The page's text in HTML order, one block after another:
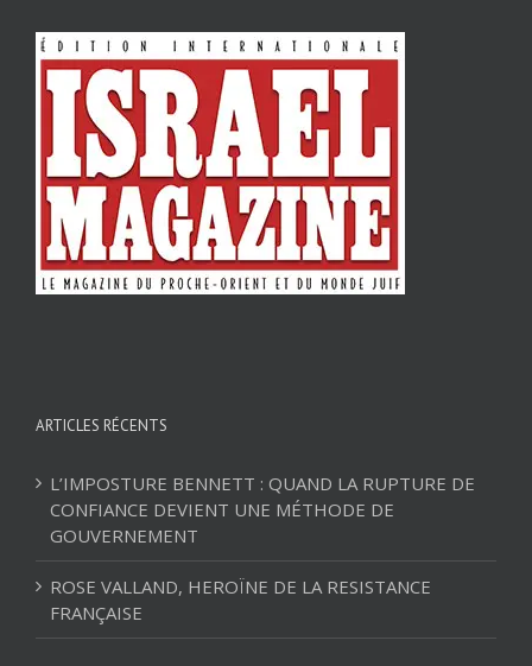
ARTICLES RÉCENTS
L’IMPOSTURE BENNETT : QUAND LA RUPTURE DE
CONFIANCE DEVIENT UNE MÉTHODE DE
GOUVERNEMENT
ROSE VALLAND, HEROÏNE DE LA RESISTANCE
FRANÇAISE